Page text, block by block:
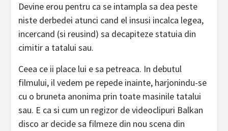
Devine erou pentru ca se intampla sa dea peste
niste derbedei atunci cand el insusi incalca legea,
incercand (si reusind) sa decapiteze statuia din
cimitir a tatalui sau.
Ceea ce ii place lui e sa petreaca. In debutul
filmului, il vedem pe repede inainte, harjonindu-se
cu o bruneta anonima prin toate masinile tatalui
sau. E ca si cum un regizor de videoclipuri Balkan
disco ar decide sa filmeze din nou scena din